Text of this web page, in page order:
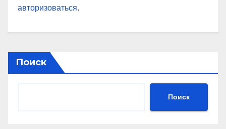
авторизоваться.
Поиск
Поиск